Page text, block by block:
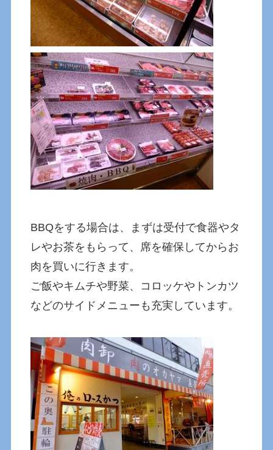
BBQをする場合は、まずは受付で食器やタ
レやお茶をもらって、席を確保してからお
肉を買いに行きます。
ご飯やキムチや野菜、コロッケやトンカツ
などのサイドメニューも充実しています。